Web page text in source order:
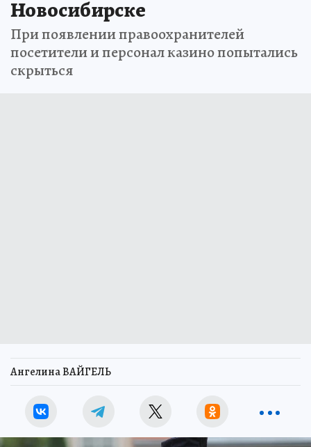
Новосибирске
При появлении правоохранителей
посетители и персонал казино попытались
скрыться
Ангелина ВАЙГЕЛЬ